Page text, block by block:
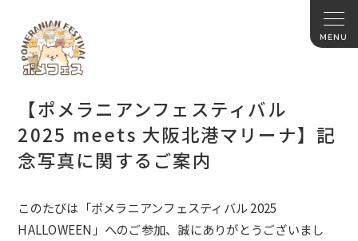
【ポメラニアンフェスティバル
2025 meets 大阪北港マリーナ】記
念写真に関するご案内
このたびは「ポメラニアンフェスティバル 2025
HALLOWEEN 」 へのご参加、誠にありがとうございまし